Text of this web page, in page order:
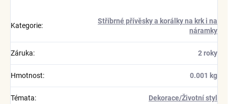
Kategorie:
Stříbrné přívěsky a korálky na krk i na
náramky
Záruka: 2 roky
Hmotnost: 0.001 kg
Témata: Dekorace/Životní styl